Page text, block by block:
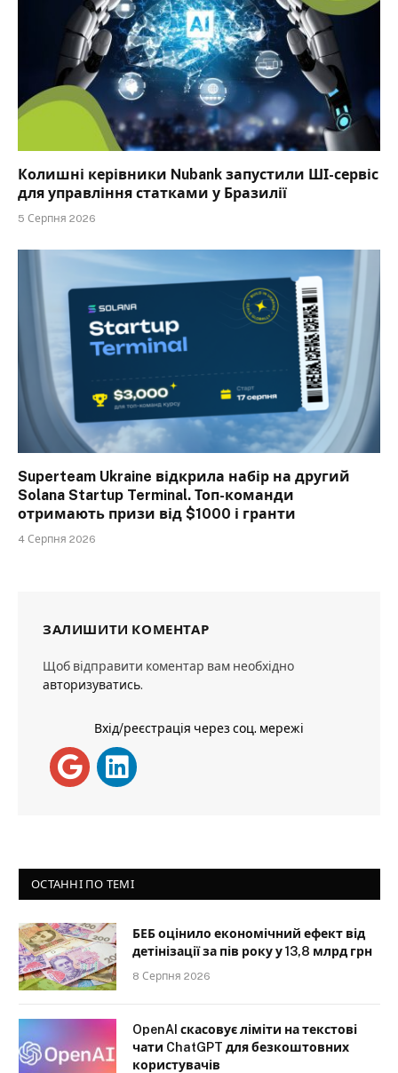
Колишні керівники Nubank запустили ШІ-сервіс
для управління статками у Бразилії
5 Серпня 2026
Superteam Ukraine відкрила набір на другий
Solana Startup Terminal. Топ-команди
отримають призи від $1000 і гранти
4 Серпня 2026
ЗАЛИШИТИ КОМЕНТАР
Щоб відправити коментар вам необхідно
авторизуватись.
Вхід/реєстрація через соц. мережі
ОСТАННІ ПО ТЕМІ
БЕБ оцінило економічний ефект від
детінізації за пів року у 13,8 млрд грн
8 Серпня 2026
OpenAI скасовує ліміти на текстові
чати ChatGPT для безкоштовних
користувачів